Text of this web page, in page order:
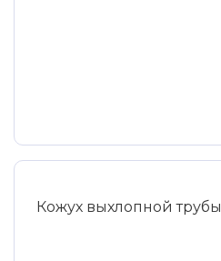
Кожух выхлопной трубы